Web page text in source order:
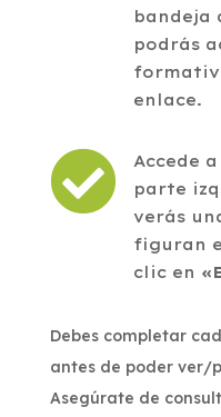
bandeja
podrás
enlace.

Accede
parte
verás
figuran
clic en
Debes completar
antes de poder ver/
Asegúrate de